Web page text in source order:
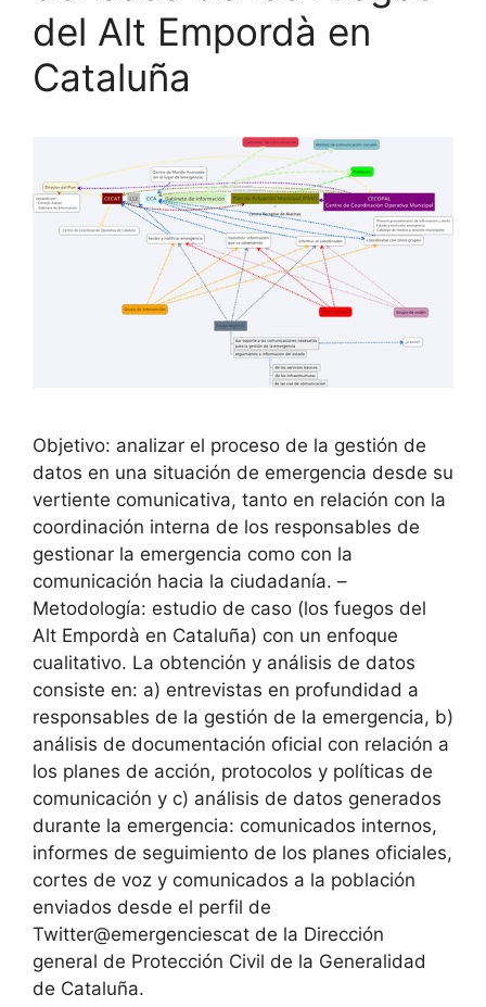
del Alt Empordà en
Cataluña
Objetivo: analizar el proceso de la gestión de
datos en una situación de emergencia desde su
vertiente comunicativa, tanto en relación con la
coordinación interna de los responsables de
gestionar la emergencia como con la
comunicación hacia la ciudadanía. –
Metodología: estudio de caso (los fuegos del
Alt Empordà en Cataluña) con un enfoque
cualitativo. La obtención y análisis de datos
consiste en: a) entrevistas en profundidad a
responsables de la gestión de la emergencia, b)
análisis de documentación oficial con relación a
los planes de acción, protocolos y políticas de
comunicación y c) análisis de datos generados
durante la emergencia: comunicados internos,
informes de seguimiento de los planes oficiales,
cortes de voz y comunicados a la población
enviados desde el perfil de
Twitter@emergenciescat de la Dirección
general de Protección Civil de la Generalidad
de Cataluña.